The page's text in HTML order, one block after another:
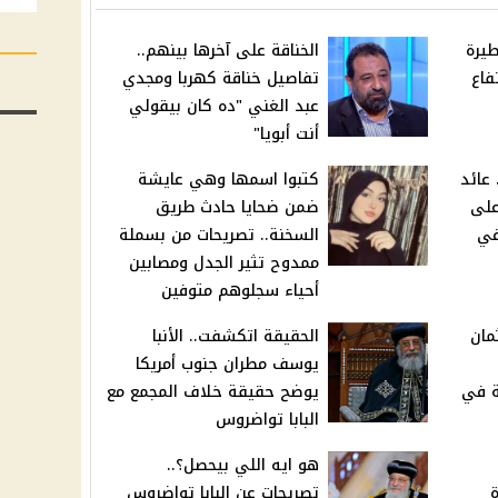
الخناقة على آخرها بينهم..
تفاصيل خناقة كهربا ومجدي
عبد الغني "ده كان بيقولي
أنت أبويا"
كتبوا اسمها وهي عايشة
ضمن ضحايا حادث طريق
السخنة.. تصريحات من بسملة
ممدوح تثير الجدل ومصابين
أحياء سجلوهم متوفين
في
الحقيقة اتكشفت.. الأنبا
يوسف مطران جنوب أمريكا
يوضح حقيقة خلاف المجمع مع
البابا تواضروس
هو ايه اللي بيحصل؟..